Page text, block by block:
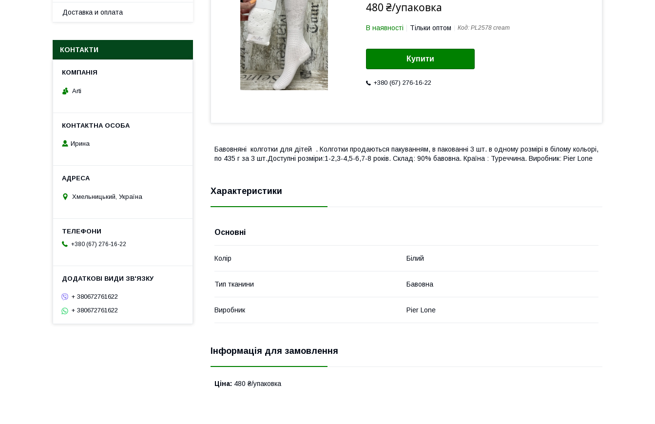
480 ₴/упаковка
В наявності Тільки оптом Код: PL2578 cream
Купити
+380 (67) 276-16-22
Бавовняні колготки для дітей . Колготки продаються пакуванням, в пакованні 3 шт. в одному розмірі в білому кольорі,
по 435 г за 3 шт.Доступні розміри:1-2,3-4,5-6,7-8 років. Склад: 90% бавовна. Країна : Туреччина. Виробник: Pier Lone
Характеристики
Основні
Колір Білий
Тип тканини Бавовна
Виробник Pier Lone
Інформація для замовлення
Ціна: 480 ₴/упаковка
Доставка и оплата
КОНТАКТИ
Arti
Ирина
Хмельницький, Україна
+380 (67) 276-16-22
+ 380672761622
+ 380672761622